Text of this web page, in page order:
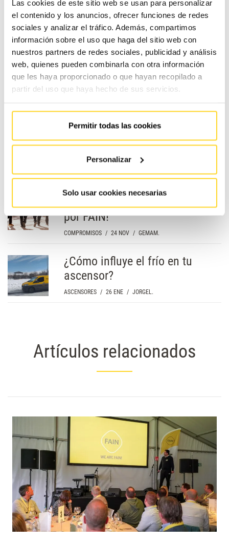
Las cookies de este sitio web se usan para personalizar
el contenido y los anuncios, ofrecer funciones de redes
sociales y analizar el tráfico. Además, compartimos
información sobre el uso que haga del sitio web con
nuestros partners de redes sociales, publicidad y análisis
web, quienes pueden combinarla con otra información
que les haya proporcionado o que hayan recopilado a
partir del uso que haya hecho de sus servicios.
Permitir todas las cookies
Personalizar
Solo usar cookies necesarias
¿Cuánto cuesta el mantenimiento de un
ascensor? ¿Es caro el precio que estás
pagando?
¡Descubre qué opinan los
por FAIN!
COMPROMISOS / 24 NOV / GEMAM.
¿Cómo influye el frío en tu
ascensor?
ASCENSORES / 26 ENE / JORGEL.
Artículos relacionados